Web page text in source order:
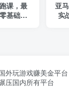
课，最
基础实
亚
实
外玩游戏赚美金平
压国内所有平台